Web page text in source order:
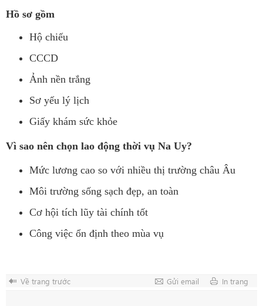
Hồ sơ gồm
Hộ chiếu
CCCD
Ảnh nền trắng
Sơ yếu lý lịch
Giấy khám sức khỏe
Vì sao nên chọn lao động thời vụ Na Uy?
Mức lương cao so với nhiều thị trường châu Âu
Môi trường sống sạch đẹp, an toàn
Cơ hội tích lũy tài chính tốt
Công việc ổn định theo mùa vụ
Về trang trước Gửi email In trang